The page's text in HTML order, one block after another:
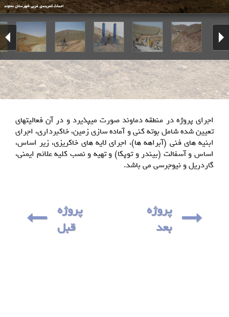
احداث کمربندی غربی شهرستان دماوند
اجراي پروژه در منطقه دماوند صورت میپذیرد و در آن فعالیتهاي
تعیین شده شامل بوته کنی و آماده سازي زمین، خاکبرداري، اجراي
ابنیه هاي فنی (آبراهه ها)، اجراي لایه هاي خاکریزي، زیر اساس،
اساس و آسفالت (بیندر و توپکا) و تهیه و نصب کلیه علائم ایمنی،
گاردریل و نیوجرسی می باشد.
پروژه
بعد
پروژه
قبل